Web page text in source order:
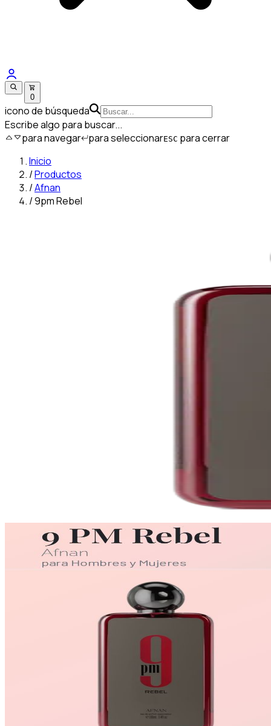
0
icono de búsqueda
Escribe algo para buscar...
para navegar para seleccionarESC para cerrar
Inicio
/Productos
/Afnan
/9pm Rebel